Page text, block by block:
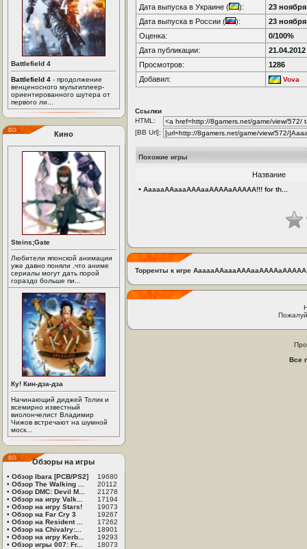
Battlefield 4
Battlefield 4 - продолжение
венценосного мультиплеер-
ориентированного шутера от
первого ли...
Кино
Steins;Gate
Любители японской анимации
уже давно поняли ,что аниме
сериалы могут дать порой
гораздо больше пи...
Ку! Кин-дза-дза
Начинающий диджей Толик и
всемирно известный
виолончелист Владимир
Чижов встречают на шумной
моск...
Обзоры на игры
• Обзор Ibara [PCB/PS2]
19680
• Обзор The Walking ...
20112
• Обзор DMC: Devil M...
21278
• Обзор на игру Valk...
17194
• Обзор на игру Stars!
19073
• Обзор на Far Cry 3
19267
• Обзор на Resident ...
17262
• Обзор на Chivalry:...
18901
• Обзор на игру Kerb...
19293
• Обзор игры 007: Fr... 18073
Дата выпуска в Украине (
):
23 ноября
Дата выпуска в России (
):
23 ноября
Оценка:
0/100%
Дата публикации:
21.04.2012
Просмотров:
1286
Добавил:
Vova
Ссылки
HTML:
[BB Url]:
Похожие игры
Название
• AaaaaAAaaaAAAaaAAAAaAAAAA!!! for th...
Торренты к игре
Все